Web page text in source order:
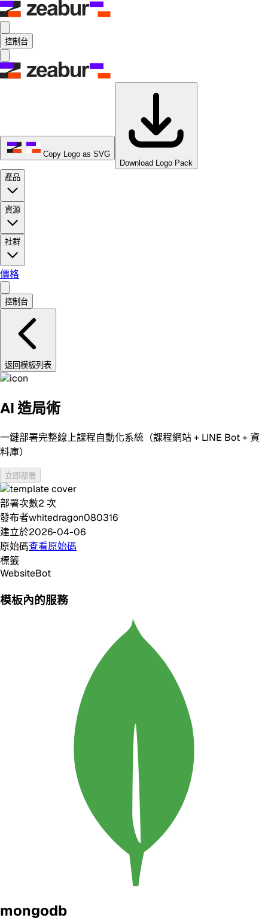
控制台
Copy Logo as SVG
Download Logo Pack
產品
資源
社群
價格
控制台
返回模板列表
AI 造局術
一鍵部署完整線上課程自動化系統（課程網站 + LINE Bot + 資
料庫）
立即部署
部署次數2 次
發布者whitedragon080316
建立於2026-04-06
原始碼查看原始碼
標籤
WebsiteBot
模板內的服務
mongodb